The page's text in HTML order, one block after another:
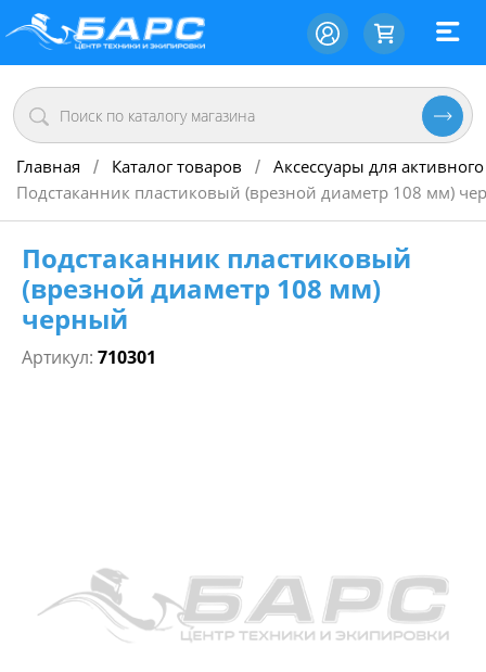
Главная / Каталог товаров / Аксессуары для
Подстаканник пластиковый (врезной диаметр 108 мм)
Подстаканник пластиковый
(врезной диаметр 108 мм)
черный
Артикул: 710301